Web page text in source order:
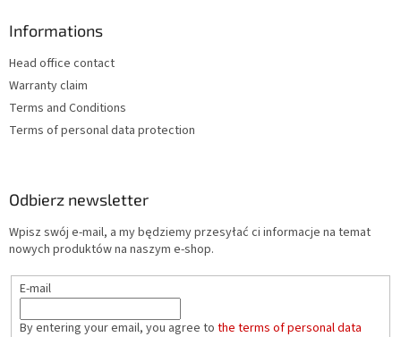
Informations
Head office contact
Warranty claim
Terms and Conditions
Terms of personal data protection
Odbierz newsletter
Wpisz swój e-mail, a my będziemy przesyłać ci informacje na temat
nowych produktów na naszym e-shop.
E-mail
By entering your email, you agree to the terms of personal data